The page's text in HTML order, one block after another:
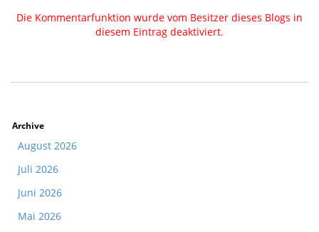
Die Kommentarfunktion wurde vom Besitzer dieses Blogs in
diesem Eintrag deaktiviert.
Archive
August 2026
Juli 2026
Juni 2026
Mai 2026